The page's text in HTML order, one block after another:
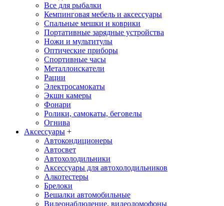
Все для рыбалки
Кемпинговая мебель и аксессуары
Спальные мешки и коврики
Портативные зарядные устройства
Ножи и мультитулы
Оптические приборы
Спортивные часы
Металлоискатели
Рации
Электросамокаты
Экшн камеры
Фонари
Ролики, самокаты, беговелы
Огнива
Аксессуары +
Автокондиционеры
Aвтосвет
Автохолодильники
Аксессуары для автохолодильников
Алкотестеры
Брелоки
Вешалки автомобильные
Видеонаблюдение, видеодомофоны